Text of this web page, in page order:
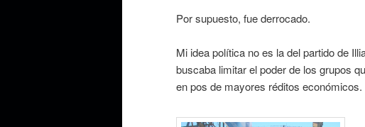
Por supuesto, fue derrocado.
Mi idea política no es la del partido de
buscaba limitar el poder de los grupos
en pos de mayores réditos económicos.